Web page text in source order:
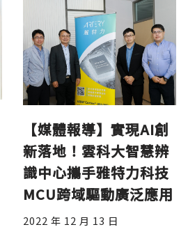
【媒體報導】實現AI創
新落地！雲科大智慧辨
識中心攜手雅特力科技
MCU跨域驅動廣泛應用
2022 年 12 月 13 日